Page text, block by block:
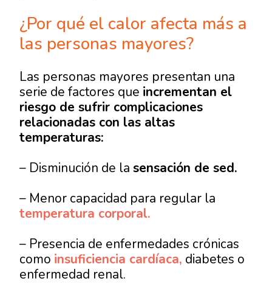
¿Por qué el calor afecta más a
las personas mayores?
Las personas mayores presentan una
serie de factores que incrementan el
riesgo de sufrir complicaciones
relacionadas con las altas
temperaturas:
– Disminución de lasensación de sed.
– Menor capacidad para regular la
temperatura corporal.
– Presencia de enfermedades crónicas
como insuficiencia cardíaca, diabetes o
enfermedad renal.